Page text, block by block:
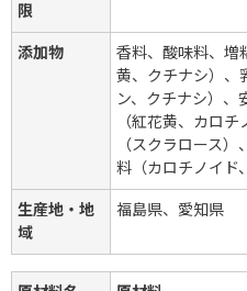
限
添加物
香料、酸味料、増
黄、クチナシ）、
ン、クチナシ）、
（紅花黄、カロ
（スクラロース
料（カロチノイド
生産地・地
域
福島県、愛知県